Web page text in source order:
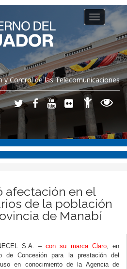
y Control de las Telecomunicaciones
Toggle
navigation
afectación en el
de la población
de Manabí
S.A. –con su marca Claro, en
de Concesión para la prestación del
en conocimiento de la Agencia de